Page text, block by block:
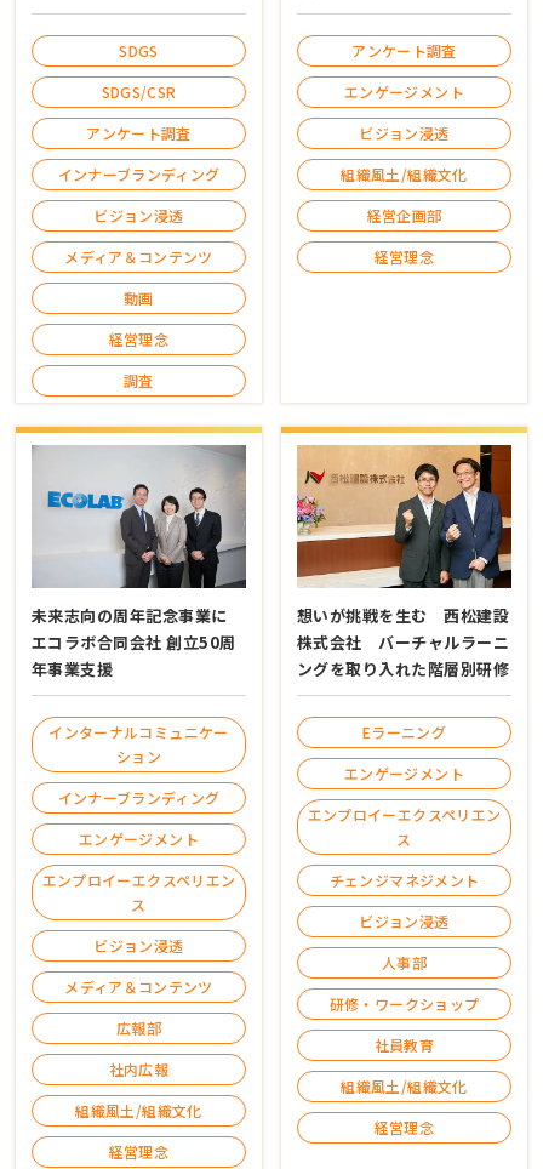
SDGS
SDGS/CSR
アンケート調査
インナーブランディング
ビジョン浸透
メディア＆コンテンツ
動画
経営理念
調査
アンケート調査
エンゲージメント
ビジョン浸透
組織風土/組織文化
経営企画部
経営理念
未来志向の周年記念事業に
エコラボ合同会社 創立50周
年事業支援
インターナルコミュニケー
ション
インナーブランディング
エンゲージメント
エンプロイーエクスペリエン
ス
ビジョン浸透
メディア＆コンテンツ
広報部
社内広報
組織風土/組織文化
経営理念
想いが挑戦を生む 西松建設
株式会社 バーチャルラーニ
ングを取り入れた階層別研修
Eラーニング
エンゲージメント
エンプロイーエクスペリエン
ス
チェンジマネジメント
ビジョン浸透
人事部
研修・ワークショップ
社員教育
組織風土/組織文化
経営理念